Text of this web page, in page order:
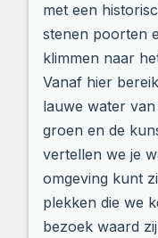
met een
stenen poorten
klimmen naar
Vanaf hier
lauwe water
groen en de
vertellen we je
omgeving kunt
plekken die we
bezoek waard